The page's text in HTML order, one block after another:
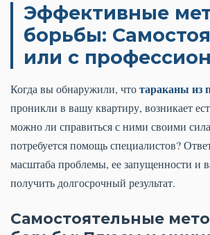
Эффективные
борьбы:
или с
Когда вы обнаружили, чтотараканы из
проникли в вашу квартиру, возникает
можно ли справиться с ними своими
потребуется помощь специалистов?
масштаба проблемы, ее запущенности и
получить долгосрочный результат.
Самостоятельные